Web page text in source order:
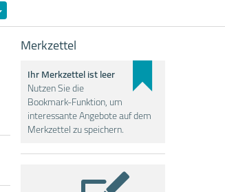
Filter
ein-/ausblenden
Merkzettel
Ihr Merkzettel ist leer
Nutzen Sie die
Bookmark-Funktion, um
interessante Angebote auf dem
Merkzettel zu speichern.